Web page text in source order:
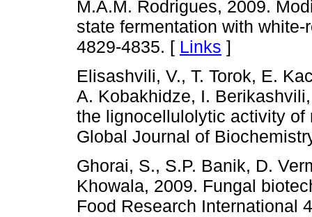
M.A.M. Rodrigues, 2009.
state fermentation with
4829-4835. [ Links ]
Elisashvili, V., T. Torok, E.
A. Kobakhidze, I.
the lignocellulolytic activity
Global Journal of
Ghorai, S., S.P. Banik, D.
Khowala, 2009. Fungal
Food Research International